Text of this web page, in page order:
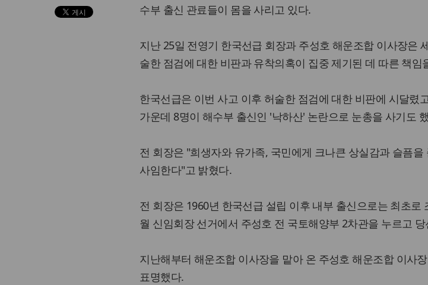
수부 출신 관료들이 몸을 사리고 있다.
지난 25일 전영기 한국선급 회장과 주성호 해운조합 이사장은
술한 점검에 대한 비판과 유착의혹이 집중 제기된 데 따른 책임
한국선급은 이번 사고 이후 허술한 점검에 대한 비판에 시달렸
가운데 8명이 해수부 출신인 '낙하산' 논란으로 눈총을 사기도
전 회장은 "희생자와 유가족, 국민에게 크나큰 상실감과 슬픔
사임한다"고 밝혔다.
전 회장은 1960년 한국선급 설립 이후 내부 출신으로는 최초로
월 신임회장 선거에서 주성호 전 국토해양부 2차관을 누르고
지난해부터 해운조합 이사장을 맡아 온 주성호 해운조합 이사
표명했다.